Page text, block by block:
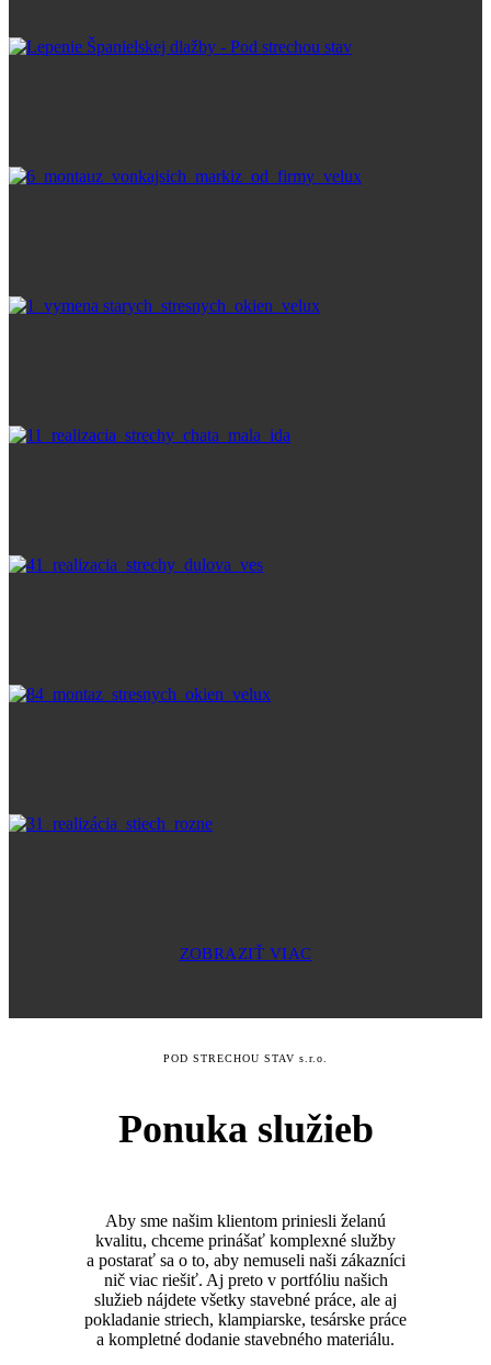
ZOBRAZIŤ VIAC
POD STRECHOU STAV s.r.o.
Ponuka služieb
Aby sme našim klientom priniesli želanú
kvalitu, chceme prinášať komplexné služby
a postarať sa o to, aby nemuseli naši zákazníci
nič viac riešiť. Aj preto v portfóliu našich
služieb nájdete všetky stavebné práce, ale aj
pokladanie striech, klampiarske, tesárske práce
a kompletné dodanie stavebného materiálu.